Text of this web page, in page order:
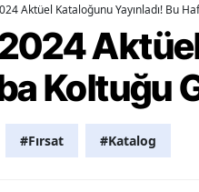
Aktüel Kataloğunu Yayınladı! Bu
Koltuğu
#Fırsat #Katalog